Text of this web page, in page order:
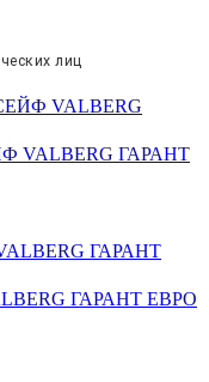
лиц
VALBERG
ГАРАНТ
ГАРАНТ ЕВРО